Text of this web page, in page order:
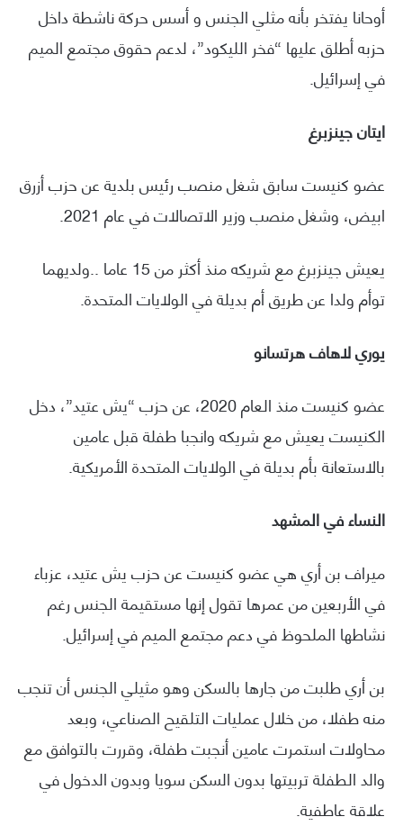
أوحانا يفتخر بأنه مثلي الجنس و أسس حركة ناشطة داخل
حزبه أطلق عليها “فخر الليكود”، لدعم حقوق مجتمع الميم
في إسرائيل.
ايتان جينزبرغ
عضو كنيست سابق شغل منصب رئيس بلدية عن حزب أزرق
ابيض، وشغل منصب وزير الاتصالات في عام 2021.
يعيش جينزبرغ مع شريكه منذ أكثر من 15 عاما ..ولديهما
توأم ولدا عن طريق أم بديلة في الولايات المتحدة.
يوري لاهاف هرتسانو
عضو كنيست منذ العام 2020، عن حزب “يش عتيد”، دخل
الكنيست يعيش مع شريكه وانجبا طفلة قبل عامين
بالاستعانة بأم بديلة في الولايات المتحدة الأمريكية.
النساء في المشهد
ميراف بن أري هي عضو كنيست عن حزب يش عتيد، عزباء
في الأربعين من عمرها تقول إنها مستقيمة الجنس رغم
نشاطها الملحوظ في دعم مجتمع الميم في إسرائيل.
بن أري طلبت من جارها بالسكن وهو مثيلي الجنس أن تنجب
منه طفلا، من خلال عمليات التلقيح الصناعي، وبعد
محاولات استمرت عامين أنجبت طفلة، وقررت بالتوافق مع
والد الطفلة تربيتها بدون السكن سويا وبدون الدخول في
علاقة عاطفية.